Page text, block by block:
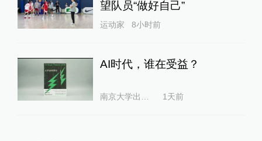
望队员“做好自己”
运动家 8小时前
AI时代，谁在受益？
南京大学出版社 1天前